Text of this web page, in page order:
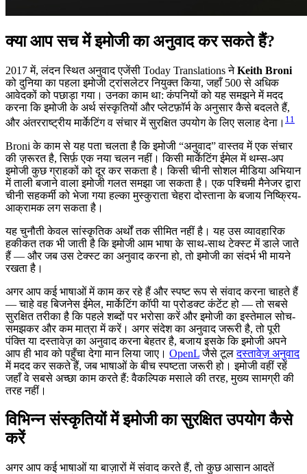
क्या आप सच में इमोजी का अनुवाद कर सकते हैं?
2017 में, लंदन स्थित अनुवाद एजेंसी Today Translations नेKeith Broni
को दुनिया का पहला इमोजी ट्रांसलेटर नियुक्त किया, जहाँ 500 से अधिक
आवेदकों को पछाड़ा गया। उनका काम था: कंपनियों को यह समझने में मदद
करना कि इमोजी के अर्थ संस्कृतियों और प्लेटफ़ॉर्म के अनुसार कैसे बदलते हैं,
और अंतरराष्ट्रीय मार्केटिंग व संचार में सुरक्षित उपयोग के लिए सलाह देना। 11
Broni के काम से यह पता चलता है कि इमोजी “अनुवाद” वास्तव में एक संचार
की ज़रूरत है, सिर्फ़ एक नया चलन नहीं। किसी मार्केटिंग ईमेल में थम्स-अप
इमोजी कुछ ग्राहकों को दूर कर सकता है। किसी चीनी सोशल मीडिया अभियान
में ताली बजाने वाला इमोजी गलत समझा जा सकता है। एक पश्चिमी मैनेजर द्वारा
चीनी सहकर्मी को भेजा गया हल्का मुस्कुराता चेहरा दोस्ताना के बजाय निष्क्रिय-
आक्रामक लग सकता है।
यह चुनौती केवल सांस्कृतिक अर्थों तक सीमित नहीं है। यह उस व्यावहारिक
हकीकत तक भी जाती है कि इमोजी आम भाषा के साथ-साथ टेक्स्ट में डाले जाते
हैं — और जब उस टेक्स्ट का अनुवाद करना हो, तो इमोजी का संदर्भ भी मायने
रखता है।
अगर आप कई भाषाओं में काम कर रहे हैं और स्पष्ट रूप से संवाद करना चाहते हैं
— चाहे वह बिजनेस ईमेल, मार्केटिंग कॉपी या प्रोडक्ट कंटेंट हो — तो सबसे
सुरक्षित तरीका है कि पहले शब्दों पर भरोसा करें और इमोजी का इस्तेमाल सोच-
समझकर और कम मात्रा में करें। अगर संदेश का अनुवाद जरूरी है, तो पूरी
पंक्ति या दस्तावेज़ का अनुवाद करना बेहतर है, बजाय इसके कि इमोजी अपने
आप ही भाव को पहुँचा देगा मान लिया जाए। OpenLजैसे टूलदस्तावेज़ अनुवाद
में मदद कर सकते हैं, जब भाषाओं के बीच स्पष्टता जरूरी हो। इमोजी वहीं रहें
जहाँ वे सबसे अच्छा काम करते हैं: वैकल्पिक मसाले की तरह, मुख्य सामग्री की
तरह नहीं।
विभिन्न संस्कृतियों में इमोजी का सुरक्षित उपयोग कैसे
करें
अगर आप कई भाषाओं या बाज़ारों में संवाद करते हैं, तो कुछ आसान आदतें